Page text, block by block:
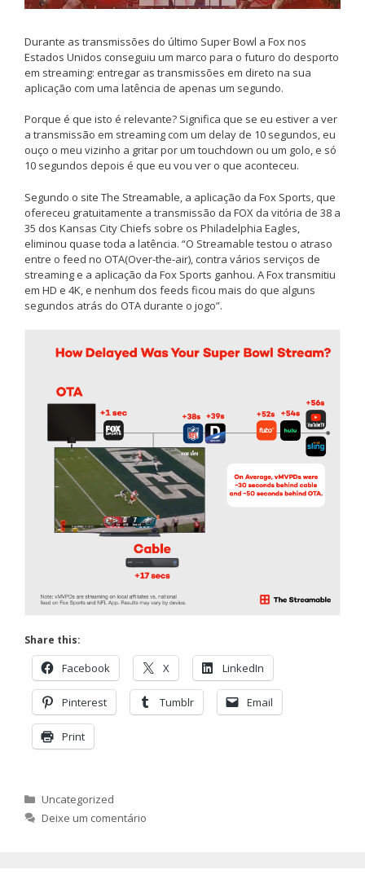
Durante as transmissões do último Super Bowl a Fox nos
Estados Unidos conseguiu um marco para o futuro do desporto
em streaming: entregar as transmissões em direto na sua
aplicação com uma latência de apenas um segundo.
Porque é que isto é relevante? Significa que se eu estiver a ver
a transmissão em streaming com um delay de 10 segundos, eu
ouço o meu vizinho a gritar por um touchdown ou um golo, e só
10 segundos depois é que eu vou ver o que aconteceu.
Segundo o site The Streamable, a aplicação da Fox Sports, que
ofereceu gratuitamente a transmissão da FOX da vitória de 38 a
35 dos Kansas City Chiefs sobre os Philadelphia Eagles,
eliminou quase toda a latência. “O Streamable testou o atraso
entre o feed no OTA(Over-the-air), contra vários serviços de
streaming e a aplicação da Fox Sports ganhou. A Fox transmitiu
em HD e 4K, e nenhum dos feeds ficou mais do que alguns
segundos atrás do OTA durante o jogo”.
Share this:
Facebook X LinkedIn
Pinterest Tumblr Email
Print
Categorias
Uncategorized
Deixe um comentário